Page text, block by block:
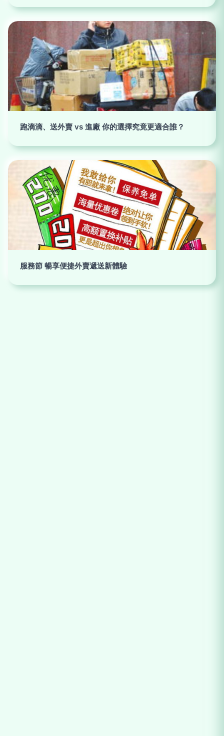
跑滴滴、送外賣 vs 進廠 你的選擇究竟更適合誰？
服務節 暢享便捷外賣遞送新體驗